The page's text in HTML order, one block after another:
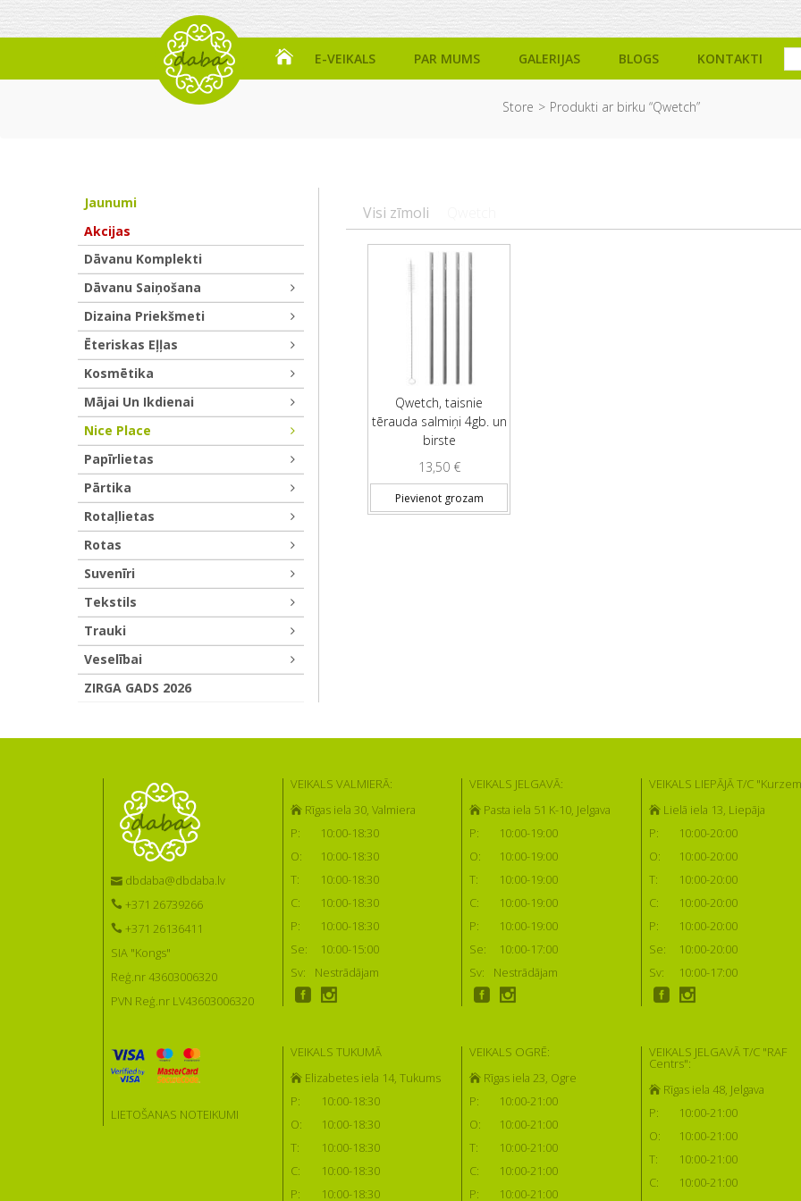
E-VEIKALS PAR MUMS GALERIJAS BLOGS KONTAKTI
Store Produkti ar birku “Qwetch”
Visi zīmoli
Qwetch, taisnie
tērauda salmiņi 4gb. un
birste
13,50 €
Pievienot grozam
Jaunumi
Akcijas
Dāvanu Komplekti
Dāvanu Saiņošana
Dizaina Priekšmeti
Ēteriskas Eļļas
Kosmētika
Mājai Un Ikdienai
Nice Place
Papīrlietas
Pārtika
Rotaļlietas
Rotas
Suvenīri
Tekstils
Trauki
Veselībai
ZIRGA GADS 2026
dbdaba@dbdaba.lv
+371 26739266
+371 26136411
SIA "Kongs"
Reģ.nr 43603006320
PVN Reģ.nr LV43603006320
LIETOŠANAS NOTEIKUMI
VEIKALS VALMIERĀ:
Rīgas iela 30, Valmiera
P:
10:00-18:30
O:
10:00-18:30
T:
10:00-18:30
C:
10:00-18:30
P:
10:00-18:30
Se:
10:00-15:00
Sv:
Nestrādājam
VEIKALS JELGAVĀ:
Pasta iela 51 K-10, Jelgava
P:
10:00-19:00
O:
10:00-19:00
T:
10:00-19:00
C:
10:00-19:00
P:
10:00-19:00
Se:
10:00-17:00
Sv:
Nestrādājam
VEIKALS LIEPĀJĀ T/C
Lielā iela 13, Liepāja
P:
10:00-20:00
O:
10:00-20:00
T:
10:00-20:00
C:
10:00-20:00
P:
10:00-20:00
Se:
10:00-20:00
Sv:
10:00-17:00
VEIKALS TUKUMĀ
Elizabetes iela 14, Tukums
P:
10:00-18:30
O:
10:00-18:30
T:
10:00-18:30
C:
10:00-18:30
P:
10:00-18:30
VEIKALS OGRĒ:
Rīgas iela 23, Ogre
P:
10:00-21:00
O:
10:00-21:00
T:
10:00-21:00
C:
10:00-21:00
P:
10:00-21:00
VEIKALS JELGAVĀ T/C "RAF
Centrs":
Rīgas iela 48, Jelgava
P:
10:00-21:00
O:
10:00-21:00
T:
10:00-21:00
C:
10:00-21:00